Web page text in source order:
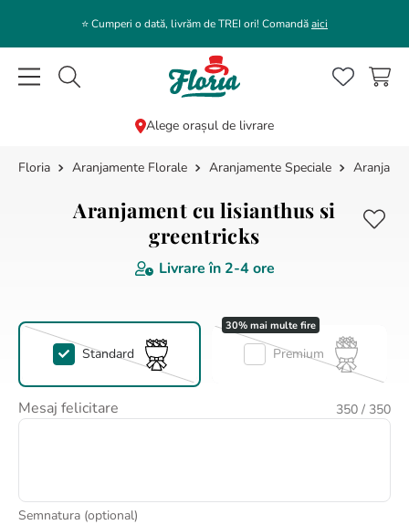
⭐️ Cumperi o dată, livrăm de TREI ori! Comandăaici
Caută flori, plante, cadouri...
Alege orașul de livrare
Aranjamente Florale Aranjamente Speciale
Aranjament cu lisianthus si
greentricks
Livrare în 2-4 ore
Standard Premium
Mesaj felicitare 350 / 350
Semnatura (optional)
CĂUTĂRI POPULARE
5.
buchet lalele
hortensie
7.
buchet crini
8.
buchet trandafiri